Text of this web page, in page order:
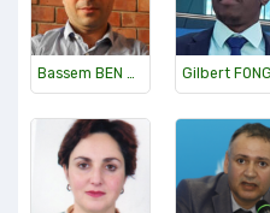
Bassem BEN SALAH